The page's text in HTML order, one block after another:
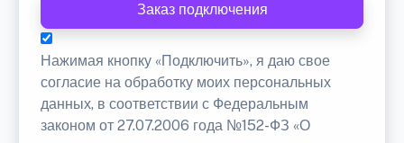
Заказ подключения
Нажимая кнопку «Подключить», я даю свое
согласие на обработку моих персональных
данных, в соответствии с Федеральным
законом от 27.07.2006 года №152-ФЗ «О